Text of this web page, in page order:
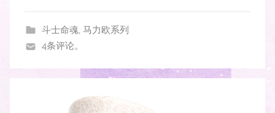
斗士命魂, 马力欧系列
4条评论。